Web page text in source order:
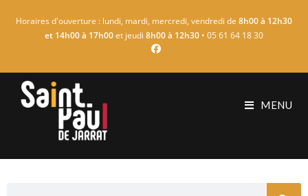
Horaires d'ouverture : lundi, mardi, mercredi, vendredi de 8h00 à 12h30
et 14h00 à 17h00et jeudi 8h00 à 12h30 • 05 61 64 18 30
MENU